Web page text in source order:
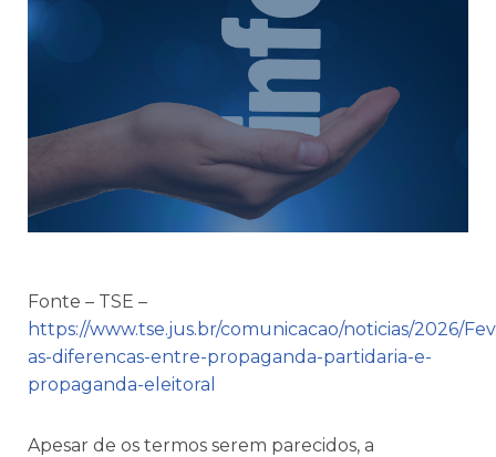
Fonte – TSE –
https://www.tse.jus.br/comunicacao/noticias/2026/
as-diferencas-entre-propaganda-partidaria-e-
propaganda-eleitoral
Apesar de os termos serem parecidos, a